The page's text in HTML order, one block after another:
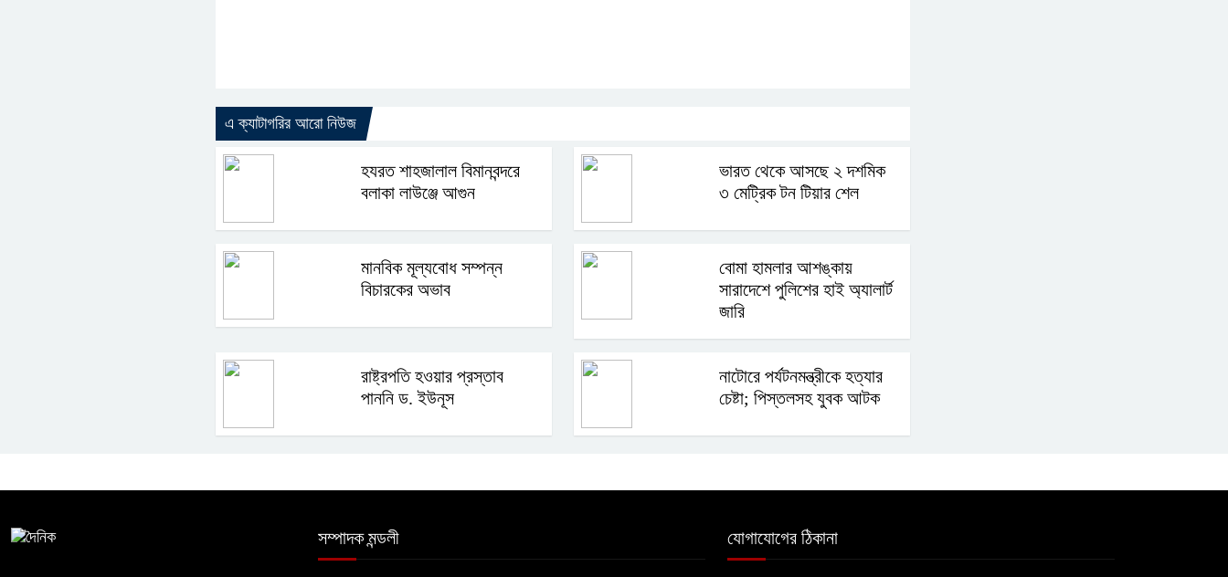
এ ক্যাটাগরির আরো নিউজ
হযরত শাহজালাল বিমানবন্দরে
বলাকা লাউঞ্জে আগুন
ভারত থেকে আসছে ২ দশমিক
৩ মেট্রিক টন টিয়ার শেল
মানবিক মূল্যবোধ সম্পন্ন
বিচারকের অভাব
বোমা হামলার আশঙ্কায়
সারাদেশে পুলিশের হাই অ্যালার্ট
জারি
রাষ্ট্রপতি হওয়ার প্রস্তাব
পাননি ড. ইউনূস
নাটোরে পর্যটনমন্ত্রীকে হত্যার
চেষ্টা; পিস্তলসহ যুবক আটক
তুহিন হত্যার এক বছর: দ্রুত
সম্পাদক মন্ডলী যোগাযোগের ঠিকানা